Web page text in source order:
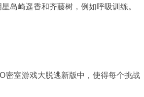
岛崎遥香和齐藤树，例如呼吸训练。
密室游戏大脱逃新版中，使得每个挑战